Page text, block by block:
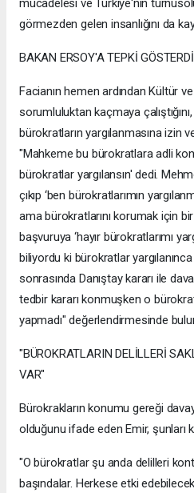
mücadelesi ve Türkiye'nin
görmezden gelen insanlığını da
BAKAN ERSOY'A TEPKİ GÖSTERDİ
Facianın hemen ardından Kültür ve
sorumluluktan kaçmaya
bürokratların yargılanmasına izin
"Mahkeme bu bürokratlara adli
bürokratlar yargılansın' dedi.
çıkıp ‘ben bürokratlarımın
ama bürokratlarını korumak için
başvuruya ‘hayır bürokratlarımı
biliyordu ki bürokratlar
sonrasında Danıştay kararı ile
tedbir kararı konmuşken o
yapmadı" değerlendirmesinde
"BÜROKRATLARIN DELİLLERİ
VAR"
Bürokrakların konumu gereği
olduğunu ifade eden Emir, şunları
"O bürokratlar şu anda delilleri
başındalar. Herkese etki